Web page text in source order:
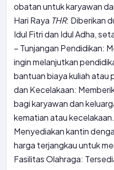
obatan untuk karyawan
Hari Raya THR: Diberikan
Idul Fitri dan Idul Adha,
– Tunjangan Pendidikan:
ingin melanjutkan
bantuan biaya kuliah atau
dan Kecelakaan:
bagi karyawan dan
kematian atau
Menyediakan kantin
harga terjangkau untuk
Fasilitas Olahraga: